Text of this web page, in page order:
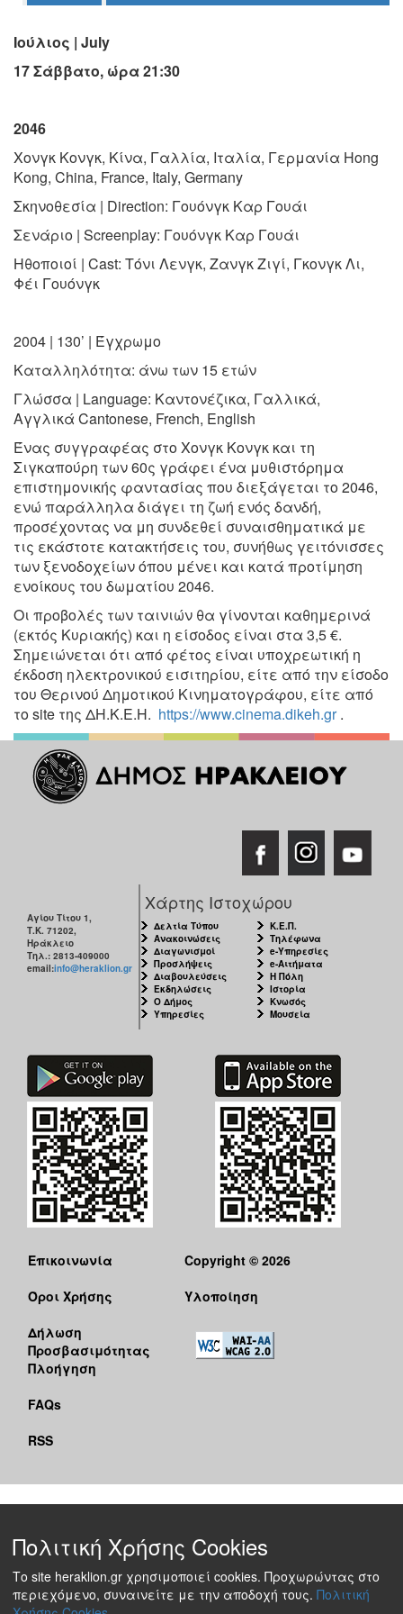
ΜΑΣ
ΠΟΛΙΤΙΣΜΟΣ
ΑΝΘΕΚΤΙΚΗ
Ιούλιος | July
17 Σάββατο, ώρα 21:30
2046
Χονγκ Κονγκ, Κίνα, Γαλλία, Ιταλία, Γερμανία Hong
Kong, China, France, Italy, Germany
Σκηνοθεσία | Direction: Γουόνγκ Καρ Γουάι
Σενάριο | Screenplay: Γουόνγκ Καρ Γουάι
Ηθοποιοί | Cast: Τόνι Λενγκ, Ζανγκ Ζιγί, Γκονγκ Λι,
Φέι Γουόνγκ
2004 | 130’ | Έγχρωμο
Καταλληλότητα: άνω των 15 ετών
Γλώσσα | Language: Καντονέζικα, Γαλλικά,
Αγγλικά Cantonese, French, English
Ένας συγγραφέας στο Χονγκ Κονγκ και τη
Σιγκαπούρη των60ς γράφει ένα μυθιστόρημα
επιστημονικής φαντασίας που διεξάγεται το 2046,
ενώ παράλληλα διάγει τη ζωή ενός δανδή,
προσέχοντας να μη συνδεθεί συναισθηματικά με
τις εκάστοτε κατακτήσεις του, συνήθως γειτόνισσες
των ξενοδοχείων όπου μένει και κατά προτίμηση
ενοίκους του δωματίου 2046.
Οι προβολές των ταινιών θα γίνονται καθημερινά
(εκτός Κυριακής) και η είσοδος είναι στα 3,5 €.
Σημειώνεται ότι από φέτος είναι υποχρεωτική η
έκδοση ηλεκτρονικού εισιτηρίου, είτε από την είσοδο
του Θερινού Δημοτικού Κινηματογράφου, είτε από
το site της ΔΗ.Κ.Ε.Η. https://www.cinema.dikeh.gr.
Αγίου Τίτου 1,
Τ.Κ. 71202,
Ηράκλειο
Τηλ.: 2813-409000
email:info@heraklion.gr
Χάρτης Ιστοχώρου
Δελτία Τύπου
Ανακοινώσεις
Διαγωνισμοί
Προσλήψεις
Διαβουλεύσεις
Εκδηλώσεις
Ο Δήμος
Υπηρεσίες
Κ.Ε.Π.
Τηλέφωνα
e-Υπηρεσίες
e-Αιτήματα
Η Πόλη
Ιστορία
Κνωσός
Μουσεία
Επικοινωνία
Όροι Χρήσης
Δήλωση
Προσβασιμότητας
Πλοήγηση
FAQs
RSS
Copyright © 2026
Υλοποίηση
Πολιτική Χρήσης Cookies
Το site heraklion.gr χρησιμοποιεί cookies. Προχωρώντας στο
περιεχόμενο, συναινείτε με την αποδοχή τους. Πολιτική